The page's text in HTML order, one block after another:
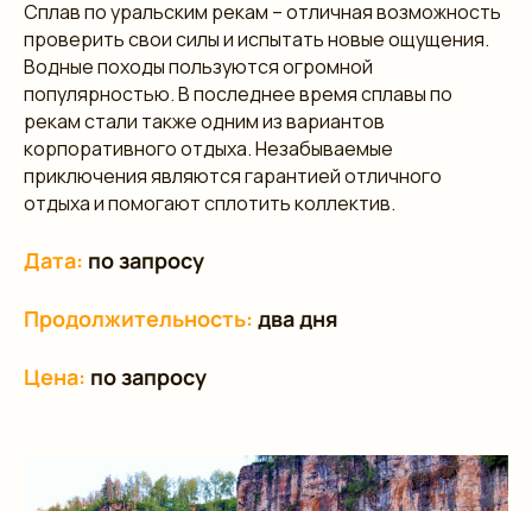
Сплав по уральским рекам – отличная возможность
проверить свои силы и испытать новые ощущения.
Водные походы пользуются огромной
популярностью. В последнее время сплавы по
рекам стали также одним из вариантов
корпоративного отдыха. Незабываемые
приключения являются гарантией отличного
отдыха и помогают сплотить коллектив.
Дата: по запросу
Продолжительность: два дня
Цена: по запросу